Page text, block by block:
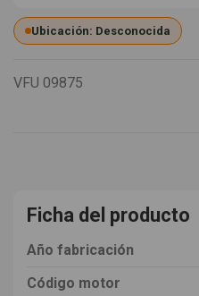
Ubicación: Desconocida
VFU 09875
Ficha del producto
Año fabricación
Código motor